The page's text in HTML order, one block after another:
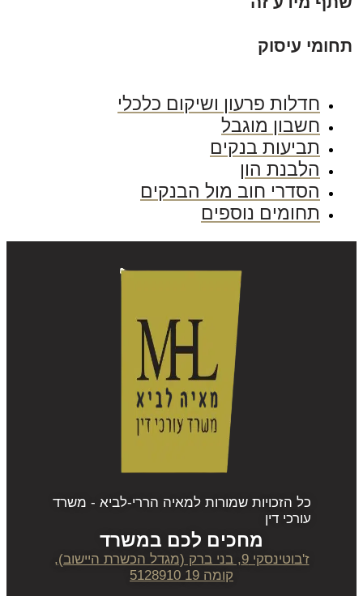
עיסוק
חדלות פרעון ושיקום כלכלי
חשבון מוגבל
תביעות בנקים
הלבנת הון
הסדרי חוב מול הבנקים
תחומים נוספים
כל הזכויות שמורות למאיה הררי-לביא - משרד
עורכי דין
מחכים לכם במשרד
ז'בוטינסקי 9, בני ברק (מגדל הכשרת היישוב),
קומה 19 5128910